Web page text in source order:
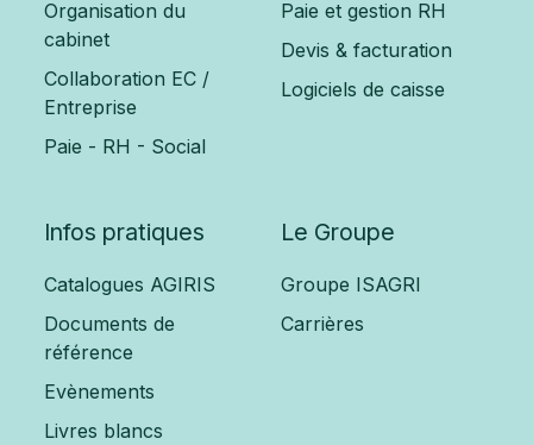
Organisation du
cabinet
Collaboration EC /
Entreprise
Paie - RH - Social
Paie et gestion RH
Devis & facturation
Logiciels de caisse
Infos pratiques
Catalogues AGIRIS
Documents de
référence
Evènements
Livres blancs
Le Groupe
Groupe ISAGRI
Carrières